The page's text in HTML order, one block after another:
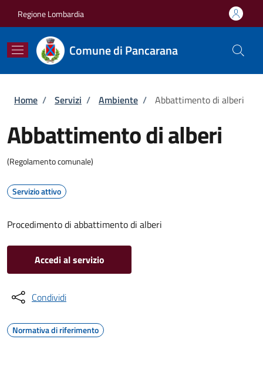
Regione Lombardia
Comune di Pancarana
Briciole di pane
Home / Servizi / Ambiente / Abbattimento di alberi
Abbattimento di alberi
(Regolamento comunale)
Servizio attivo
Procedimento di abbattimento di alberi
Accedi al servizio
Condividi
Normativa di riferimento